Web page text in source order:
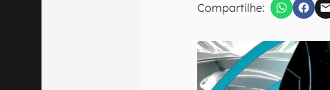
Compartilhe: